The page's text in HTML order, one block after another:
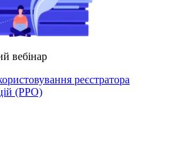
вебінар
реєстратора
(РРО)